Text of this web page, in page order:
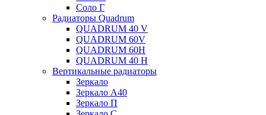
Соло Г
Радиаторы Quadrum
QUADRUM 40 V
QUADRUM 60V
QUADRUM 60H
QUADRUM 40 H
Вертикальные радиаторы
Зеркало
Зеркало А40
Зеркало П